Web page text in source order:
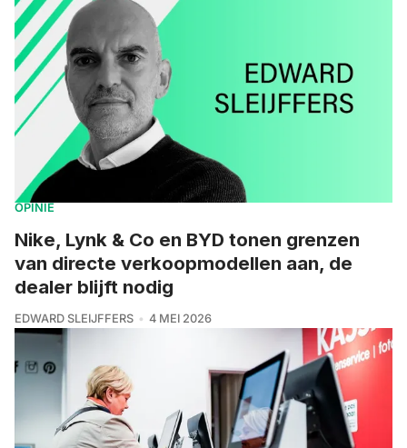
OPINIE
Nike, Lynk & Co en BYD tonen grenzen
van directe verkoopmodellen aan, de
dealer blijft nodig
EDWARD SLEIJFFERS 4 MEI 2026